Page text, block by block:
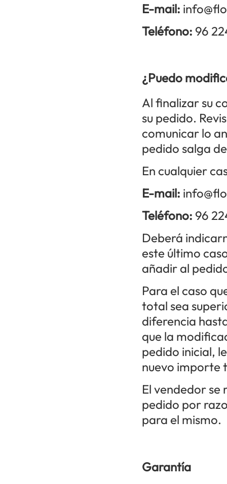
E-mail:
Teléfono: 96
¿Puedo
Al finalizar su
su pedido.
comunicar lo
pedido salga
En cualquier
E-mail:
Teléfono: 96
Deberá
este último
añadir al
Para el caso
total sea
diferencia
que la
pedido inicial,
nuevo importe
El vendedor
pedido por
para el mismo.
Garantía